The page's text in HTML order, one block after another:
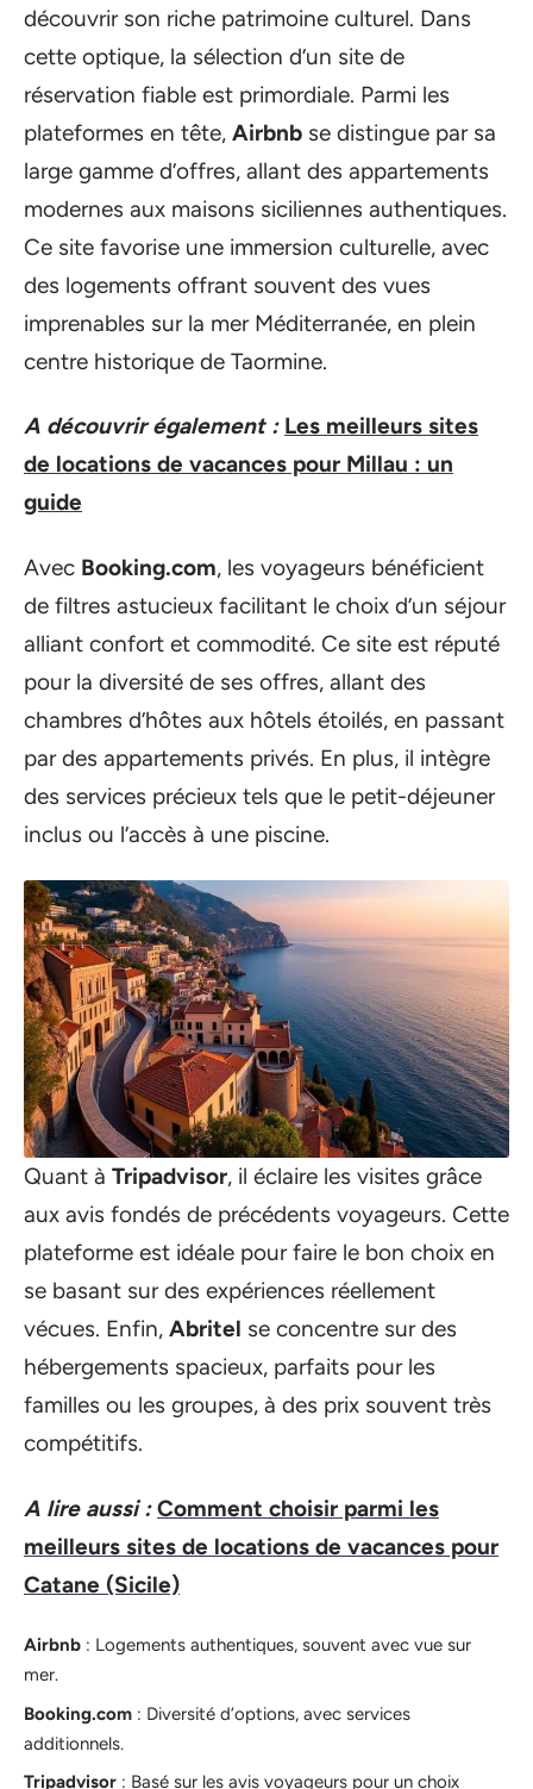
découvrir son riche patrimoine culturel. Dans
cette optique, la sélection d’un site de
réservation fiable est primordiale. Parmi les
plateformes en tête, Airbnb se distingue par sa
large gamme d’offres, allant des appartements
modernes aux maisons siciliennes authentiques.
Ce site favorise une immersion culturelle, avec
des logements offrant souvent des vues
imprenables sur la mer Méditerranée, en plein
centre historique de Taormine.
A découvrir également : Les meilleurs sites
de locations de vacances pour Millau : un
guide
Avec Booking.com, les voyageurs bénéficient
de filtres astucieux facilitant le choix d’un séjour
alliant confort et commodité. Ce site est réputé
pour la diversité de ses offres, allant des
chambres d’hôtes aux hôtels étoilés, en passant
par des appartements privés. En plus, il intègre
des services précieux tels que le petit-déjeuner
inclus ou l’accès à une piscine.
Quant à Tripadvisor, il éclaire les visites grâce
aux avis fondés de précédents voyageurs. Cette
plateforme est idéale pour faire le bon choix en
se basant sur des expériences réellement
vécues. Enfin, Abritel se concentre sur des
hébergements spacieux, parfaits pour les
familles ou les groupes, à des prix souvent très
compétitifs.
A lire aussi : Comment choisir parmi les
meilleurs sites de locations de vacances pour
Catane (Sicile)
Airbnb : Logements authentiques, souvent avec vue sur
mer.
Booking.com : Diversité d’options, avec services
additionnels.
Tripadvisor : Basé sur les avis voyageurs pour un choix